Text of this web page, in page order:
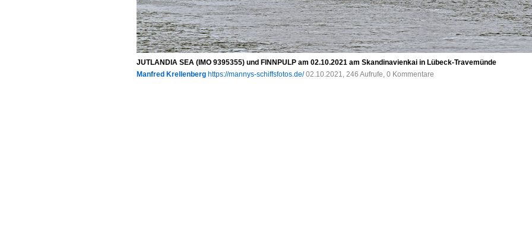
JUTLANDIA SEA (IMO 9395355) und FINNPULP am 02.10.2021 am Skandinavienkai in Lübeck-Travemünde
Manfred Krellenberg https://mannys-schiffsfotos.de/ 02.10.2021, 246 Aufrufe, 0 Kommentare